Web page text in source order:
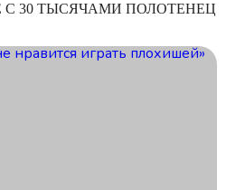
С 30 ТЫСЯЧАМИ ПОЛОТЕНЕЦ